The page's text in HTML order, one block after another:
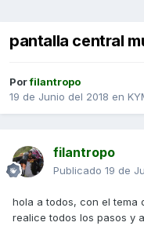
pantalla central
Porfilantropo
19 de Junio del 2018 en
filantropo
Publicado 19 de
hola a todos, con el tema
realice todos los pasos y